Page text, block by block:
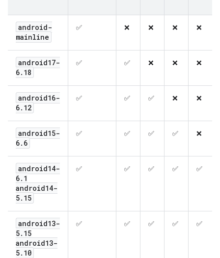
android-
mainline
✅ ❌ ❌ ❌ ❌
android17-
6. 18
✅ ✅ ❌ ❌ ❌
android16-
6. 12
✅ ✅ ✅ ❌ ❌
android15-
6. 6
✅ ✅ ✅ ✅ ❌
android14-
6. 1
android14-
5. 15
✅ ✅ ✅ ✅ ✅
android13-
5. 15
android13-
5. 10
✅ ✅ ✅ ✅ ✅